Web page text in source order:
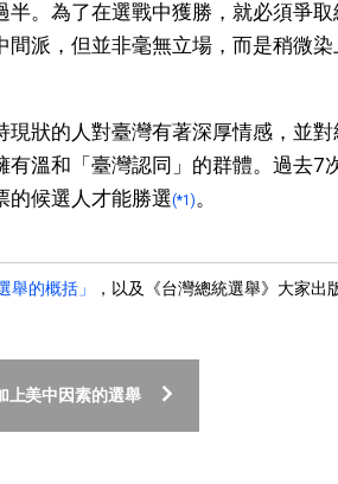
。為了在選戰中獲勝，就必須爭
派，但並非毫無立場，而是稍微染
狀的人對臺灣有著深厚情感，並
溫和「臺灣認同」的群體。過去7
的候選人才能勝選(*1) 。
舉的概括」 ，以及《台灣總統選舉》大家出
上美中因素的選舉